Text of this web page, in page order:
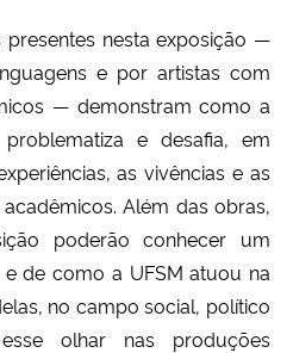
nesta exposição —
e por artistas com
— demonstram como a
problematiza e desafia, em
as vivências e as
Além das obras,
poderão conhecer um
de como a UFSM atuou na
no campo social, político
olhar nas produções